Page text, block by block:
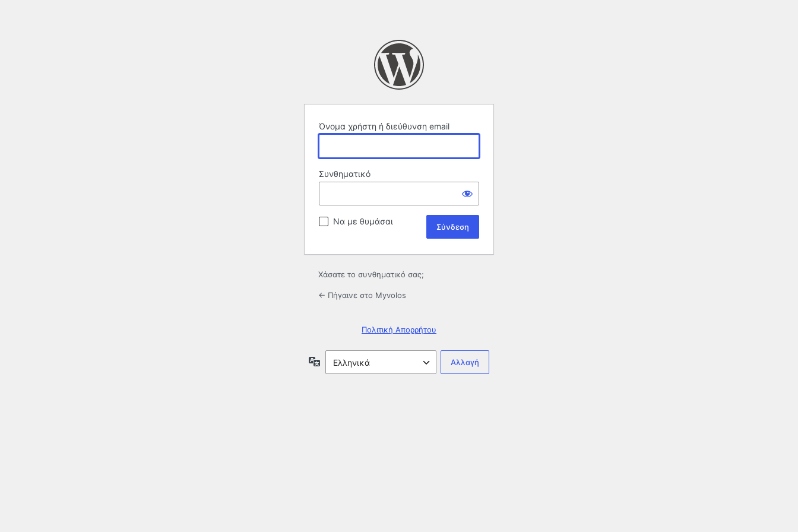
Όνομα χρήστη ή διεύθυνση email
Συνθηματικό
Να με θυμάσαι
Χάσατε το συνθηματικό σας;
← Πήγαινε στο Myvolos
Πολιτική Απορρήτου
Γλώσσα